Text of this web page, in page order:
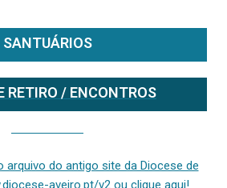
SANTUÁRIOS
RETIRO / ENCONTROS
arquivo do antigo site da Diocese de
aveiro.pt/v2 ou clique aqui!